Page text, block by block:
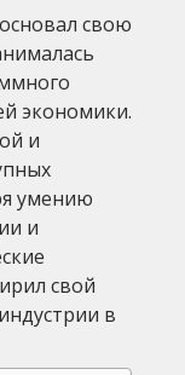
свою
экономики.
и
умению
и
свой
в